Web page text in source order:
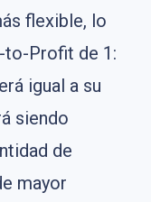
flexible, lo
to-Profit de 1:
igual a su
siendo
de
mayor